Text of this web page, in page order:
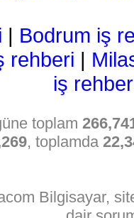
| Bodrum iş
rehberi |
iş
toplam
, toplamda
Bilgisayar,